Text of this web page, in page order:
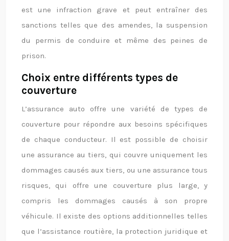
est une infraction grave et peut entraîner des
sanctions telles que des amendes, la suspension
du permis de conduire et même des peines de
prison.
Choix entre différents types de
couverture
L’assurance auto offre une variété de types de
couverture pour répondre aux besoins spécifiques
de chaque conducteur. Il est possible de choisir
une assurance au tiers, qui couvre uniquement les
dommages causés aux tiers, ou une assurance tous
risques, qui offre une couverture plus large, y
compris les dommages causés à son propre
véhicule. Il existe des options additionnelles telles
que l’assistance routière, la protection juridique et